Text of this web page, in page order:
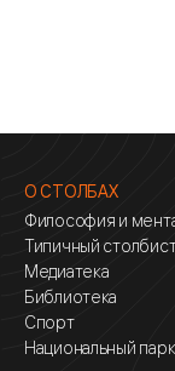
О СТОЛБАХ
Философия и
Типичный
Медиатека
Библиотека
Спорт
Национальный